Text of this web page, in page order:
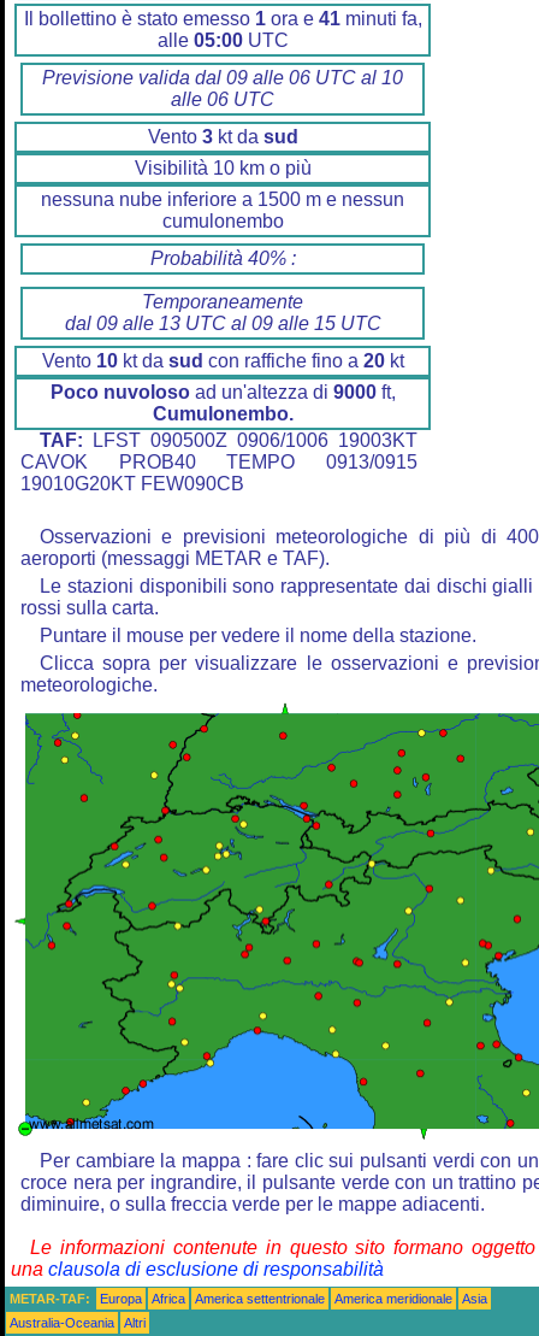
Il bollettino è stato emesso 1ora e 41minuti fa,
alle 05:00UTC
Previsione valida dal 09 alle 06 UTC al 10
alle 06 UTC
Vento 3kt da sud
Visibilità 10 km o più
nessuna nube inferiore a 1500 m e nessun
cumulonembo
Probabilità 40% :
Temporaneamente
dal 09 alle 13 UTC al 09 alle 15 UTC
Vento 10kt da sud con raffiche fino a 20kt
Poco nuvolosoad un'altezza di 9000ft,
Cumulonembo.
TAF: LFST 090500Z 0906/1006 19003KT
CAVOK PROB40 TEMPO 0913/0915
19010G20KT FEW090CB
Osservazioni e previsioni meteorologiche di più di
aeroporti (messaggi METAR e TAF).
Le stazioni disponibili sono rappresentate dai dischi gialli
rossi sulla carta.
Puntare il mouse per vedere il nome della stazione.
Clicca sopra per visualizzare le osservazioni e
meteorologiche.
Per cambiare la mappa : fare clic sui pulsanti verdi con
croce nera per ingrandire, il pulsante verde con un trattino
diminuire, o sulla freccia verde per le mappe adiacenti.
Le informazioni contenute in questo sito formano
una clausola di esclusione di responsabilità
METAR-TAF: Europa Africa America settentrionale America meridionale
Asia
Australia-Oceania
Altri